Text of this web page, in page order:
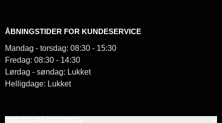
ÅBNINGSTIDER FOR KUNDESERVICE
Mandag - torsdag: 08:30 - 15:30
Fredag: 08:30 - 14:30
Lørdag - søndag: Lukket
Helligdage: Lukket